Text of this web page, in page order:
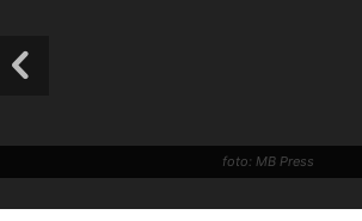
foto: MB Press